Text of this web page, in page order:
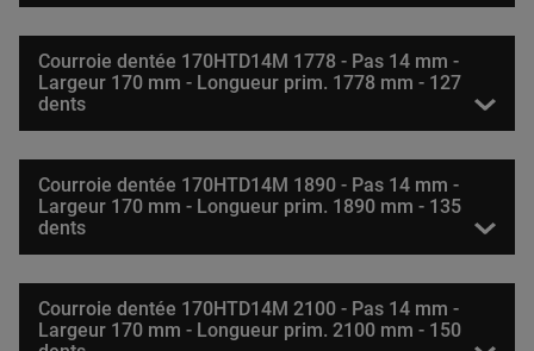
Courroie dentée 170HTD14M 1778 - Pas 14 mm -
Largeur 170 mm - Longueur prim. 1778 mm - 127
dents
Courroie dentée 170HTD14M 1890 - Pas 14 mm -
Largeur 170 mm - Longueur prim. 1890 mm - 135
dents
Courroie dentée 170HTD14M 2100 - Pas 14 mm -
Largeur 170 mm - Longueur prim. 2100 mm - 150